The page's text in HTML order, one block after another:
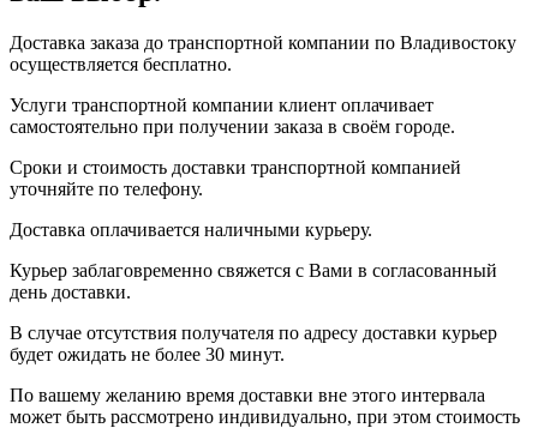
Доставка заказа до транспортной компании по Владивостоку
осуществляется бесплатно.
Услуги транспортной компании клиент оплачивает
самостоятельно при получении заказа в своём городе.
Сроки и стоимость доставки транспортной компанией
уточняйте по телефону.
Доставка оплачивается наличными курьеру.
Курьер заблаговременно свяжется с Вами в согласованный
день доставки.
В случае отсутствия получателя по адресу доставки курьер
будет ожидать не более 30 минут.
По вашему желанию время доставки вне этого интервала
может быть рассмотрено индивидуально, при этом стоимость